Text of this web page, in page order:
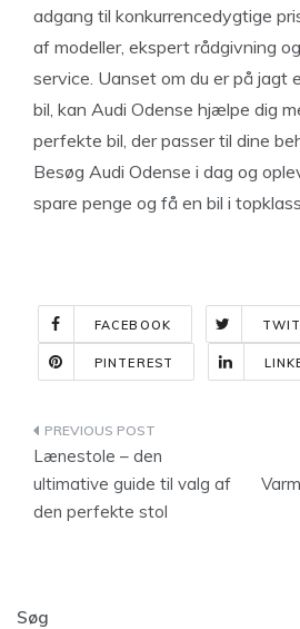
adgang til konkurrencedygtige
af modeller, ekspert rådgivning
service. Uanset om du er på jagt
bil, kan Audi Odense hjælpe dig
perfekte bil, der passer til dine
Besøg Audi Odense i dag og
spare penge og få en bil i
FACEBOOK
PINTEREST
Indlægsnavigation
Lænestole – den
ultimative guide til valg af
den perfekte stol
Søg